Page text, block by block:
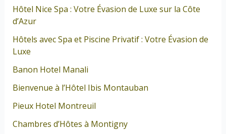
Hôtel Nice Spa : Votre Évasion de Luxe sur la Côte
d’Azur
Hôtels avec Spa et Piscine Privatif : Votre Évasion de
Luxe
Banon Hotel Manali
Bienvenue à l’Hôtel Ibis Montauban
Pieux Hotel Montreuil
Chambres d’Hôtes à Montigny